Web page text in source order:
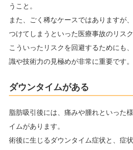
うこと。
また、ごく稀なケースではありますが
つけてしまうといった医療事故のリス
こういったリスクを回避するためにも
識や技術力の見極めが非常に重要です。
ダウンタイムがある
脂肪吸引後には、痛みや腫れといった
イムがあります。
術後に生じるダウンタイム症状と、症